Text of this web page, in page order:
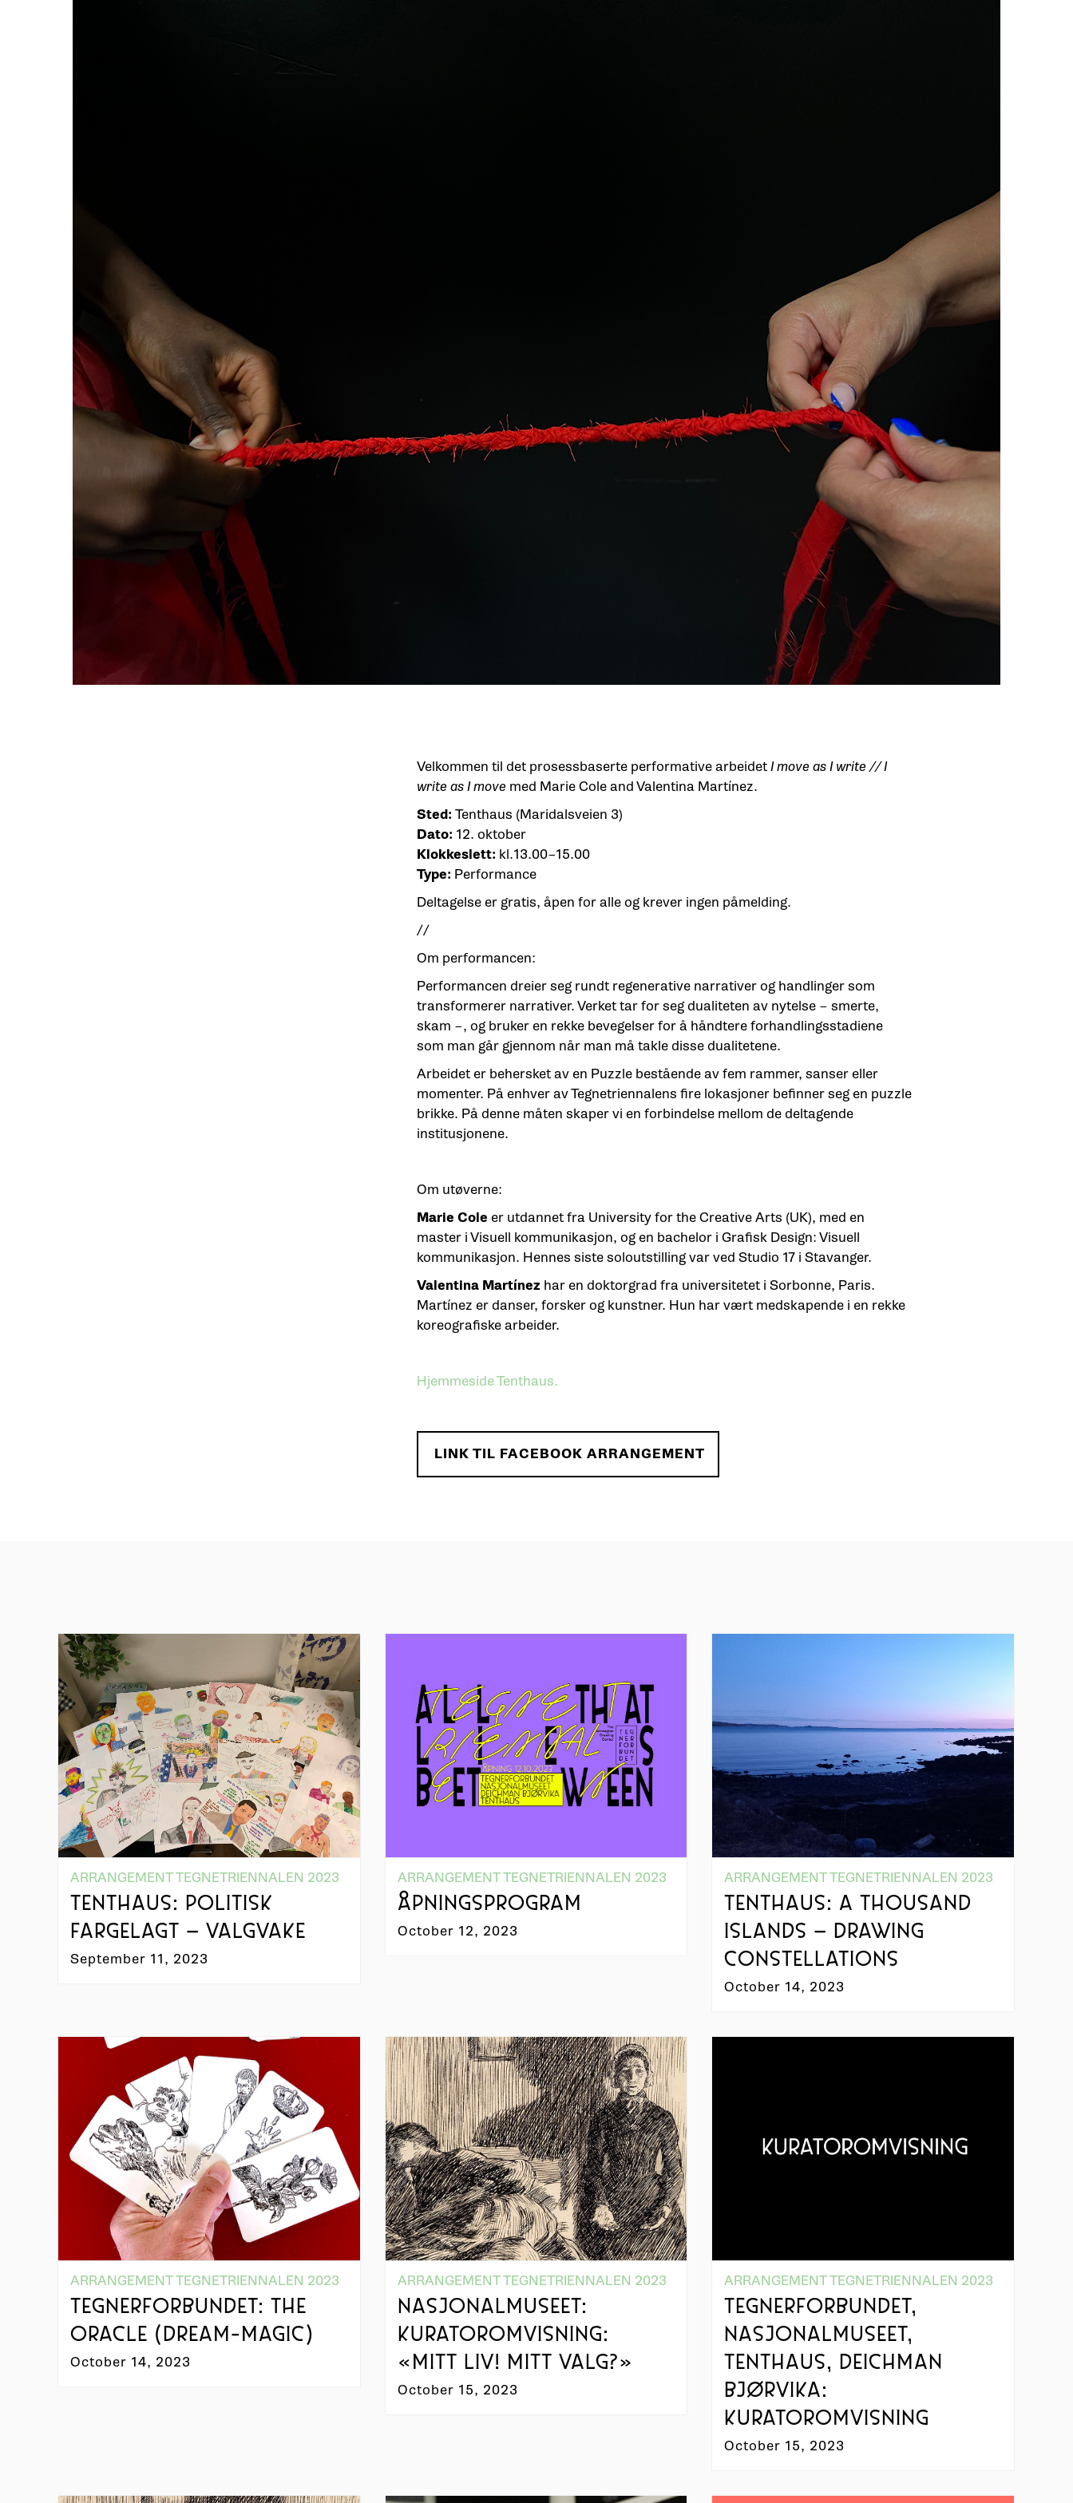
Velkommen til det prosessbaserte performative arbeidetI move as I write // I
write as I move med Marie Cole and Valentina Martínez.
Sted:Tenthaus (Maridalsveien 3)
Dato:12. oktober
Klokkeslett: kl.13.00–15.00
Type: Performance
Deltagelse er gratis, åpen for alle og krever ingen påmelding.
//
Om performancen:
Performancen dreier seg rundt regenerative narrativer og handlinger som
transformerer narrativer. Verket tar for seg dualiteten av nytelse – smerte,
skam –, og bruker en rekke bevegelser for å håndtere forhandlingsstadiene
som man går gjennom når man må takle disse dualitetene.
Arbeidet er behersket av en Puzzle bestående av fem rammer, sanser eller
momenter. På enhver av Tegnetriennalens fire lokasjoner befinner seg en puzzle
brikke. På denne måten skaper vi en forbindelse mellom de deltagende
institusjonene.
Om utøverne:
Marie Cole er utdannet fra University for the Creative Arts (UK), med en
master i Visuell kommunikasjon, og en bachelor i Grafisk Design: Visuell
kommunikasjon. Hennes siste soloutstilling var ved Studio 17 i Stavanger.
Valentina Martínezhar en doktorgrad fra universitetet i Sorbonne, Paris.
Martínez er danser, forsker og kunstner. Hun har vært medskapende i en rekke
koreografiske arbeider.
Hjemmeside Tenthaus.
LINK TIL FACEBOOK ARRANGEMENT
ARRANGEMENT TEGNETRIENNALEN 2023
TENTHAUS: POLITISK
FARGELAGT – VALGVAKE
September 11, 2023
ARRANGEMENT TEGNETRIENNALEN 2023
ÅPNINGSPROGRAM
October 12, 2023
ARRANGEMENT TEGNETRIENNALEN 2023
TENTHAUS: A THOUSAND
ISLANDS – DRAWING
CONSTELLATIONS
October 14, 2023
ARRANGEMENT TEGNETRIENNALEN 2023
TEGNERFORBUNDET: THE
ORACLE (DREAM-MAGIC)
October 14, 2023
ARRANGEMENT TEGNETRIENNALEN 2023
NASJONALMUSEET:
KURATOROMVISNING:
«MITT LIV! MITT VALG?»
October 15, 2023
ARRANGEMENT TEGNETRIENNALEN 2023
TEGNERFORBUNDET,
NASJONALMUSEET,
TENTHAUS, DEICHMAN
BJØRVIKA:
KURATOROMVISNING
October 15, 2023